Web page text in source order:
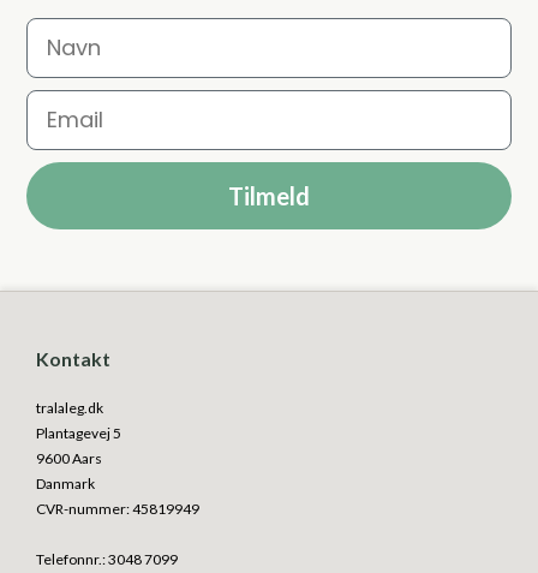
Navn
Email
Tilmeld
Kontakt
tralaleg.dk
Plantagevej 5
9600 Aars
Danmark
CVR-nummer:45819949
Telefonnr.:3048 7099